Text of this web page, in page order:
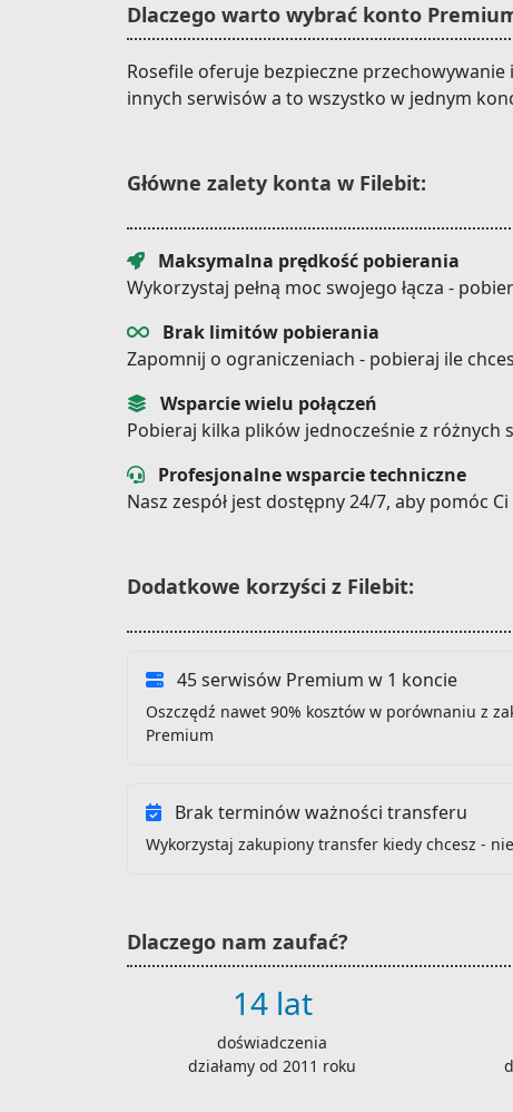
Dlaczego warto wybrać konto
Rosefile oferuje bezpieczne
innych serwisów a to wszystko w jednym
Główne zalety konta w Filebit:
Maksymalna prędkość pobierania
Wykorzystaj pełną moc swojego łącza -
Brak limitów pobierania
Zapomnij o ograniczeniach - pobieraj ile
Wsparcie wielu połączeń
Pobieraj kilka plików jednocześnie z różnych
Profesjonalne wsparcie techniczne
Nasz zespół jest dostępny 24/7, aby pomóc
Dodatkowe korzyści z Filebit:
45 serwisów Premium w 1 koncie
Oszczędź nawet 90% kosztów w porównaniu z
Premium
Brak terminów ważności transferu
Wykorzystaj zakupiony transfer kiedy chcesz -
Dlaczego nam zaufać?
14 lat
doświadczenia
działamy od 2011 roku